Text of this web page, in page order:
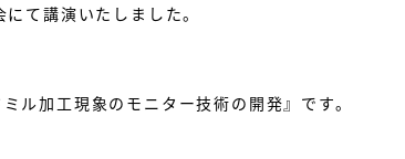
て講演いたしました。
ル加工現象のモニター技術の開発』です。